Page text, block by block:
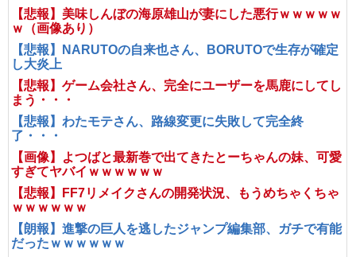
【悲報】美味しんぼの海原雄山が妻にした悪行ｗｗｗｗｗ
ｗ（画像あり）
【悲報】NARUTOの自来也さん、BORUTOで生存が確定
し大炎上
【悲報】ゲーム会社さん、完全にユーザーを馬鹿にしてし
まう・・・
【悲報】わたモテさん、路線変更に失敗して完全終
了・・・
【画像】よつばと最新巻で出てきたとーちゃんの妹、可愛
すぎてヤバイｗｗｗｗｗｗ
【悲報】FF7リメイクさんの開発状況、もうめちゃくちゃ
ｗｗｗｗｗｗ
【朗報】進撃の巨人を逃したジャンプ編集部、ガチで有能
だったｗｗｗｗｗｗ